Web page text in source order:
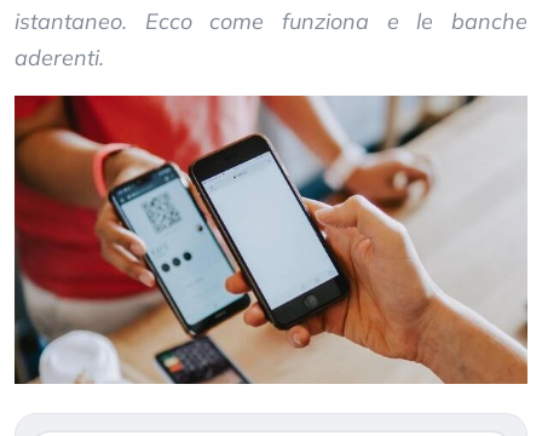
istantaneo. Ecco come funziona e le banche
aderenti.